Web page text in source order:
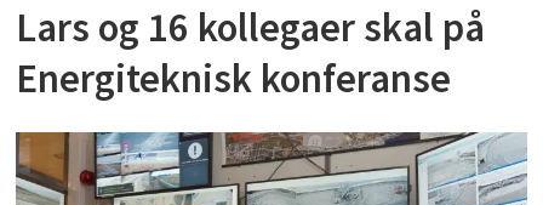
Lars og 16 kollegaer skal på
Energiteknisk konferanse